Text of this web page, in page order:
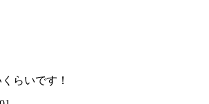
らいです！